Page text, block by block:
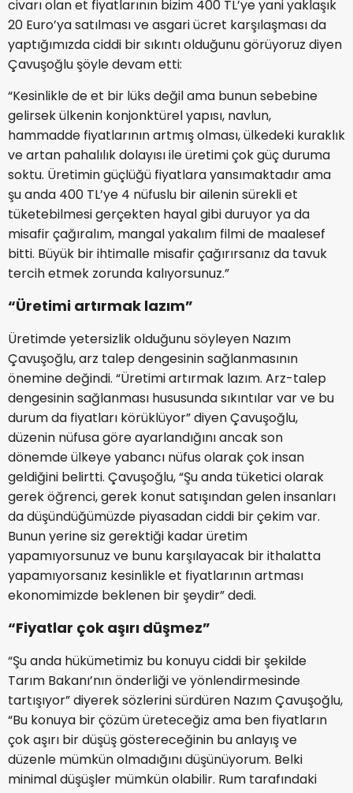
civarı olan et fiyatlarının bizim 400 TL’ye yani yaklaşık
20 Euro’ya satılması ve asgari ücret karşılaşması da
yaptığımızda ciddi bir sıkıntı olduğunu görüyoruz diyen
Çavuşoğlu şöyle devam etti:
“Kesinlikle de et bir lüks değil ama bunun sebebine
gelirsek ülkenin konjonktürel yapısı, navlun,
hammadde fiyatlarının artmış olması, ülkedeki kuraklık
ve artan pahalılık dolayısı ile üretimi çok güç duruma
soktu. Üretimin güçlüğü fiyatlara yansımaktadır ama
şu anda 400 TL’ye 4 nüfuslu bir ailenin sürekli et
tüketebilmesi gerçekten hayal gibi duruyor ya da
misafir çağıralım, mangal yakalım filmi de maalesef
bitti. Büyük bir ihtimalle misafir çağırırsanız da tavuk
tercih etmek zorunda kalıyorsunuz.”
“Üretimi artırmak lazım”
Üretimde yetersizlik olduğunu söyleyen Nazım
Çavuşoğlu, arz talep dengesinin sağlanmasının
önemine değindi. “Üretimi artırmak lazım. Arz-talep
dengesinin sağlanması hususunda sıkıntılar var ve bu
durum da fiyatları körüklüyor” diyen Çavuşoğlu,
düzenin nüfusa göre ayarlandığını ancak son
dönemde ülkeye yabancı nüfus olarak çok insan
geldiğini belirtti. Çavuşoğlu, “Şu anda tüketici olarak
gerek öğrenci, gerek konut satışından gelen insanları
da düşündüğümüzde piyasadan ciddi bir çekim var.
Bunun yerine siz gerektiği kadar üretim
yapamıyorsunuz ve bunu karşılayacak bir ithalatta
yapamıyorsanız kesinlikle et fiyatlarının artması
ekonomimizde beklenen bir şeydir” dedi.
“Fiyatlar çok aşırı düşmez”
“Şu anda hükümetimiz bu konuyu ciddi bir şekilde
Tarım Bakanı’nın önderliği ve yönlendirmesinde
tartışıyor” diyerek sözlerini sürdüren Nazım Çavuşoğlu,
“Bu konuya bir çözüm üreteceğiz ama ben fiyatların
çok aşırı bir düşüş göstereceğinin bu anlayış ve
düzenle mümkün olmadığını düşünüyorum. Belki
minimal düşüşler mümkün olabilir. Rum tarafındaki